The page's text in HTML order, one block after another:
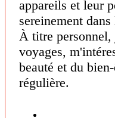
appareils et leur
sereinement
À titre personnel,
voyages,
beauté et du
régulière.